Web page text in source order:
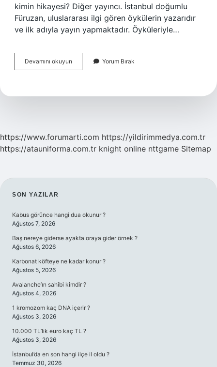
kimin hikayesi? Diğer yayıncı. İstanbul doğumlu
Füruzan, uluslararası ilgi gören öykülerin yazarıdır
ve ilk adıyla yayın yapmaktadır. Öyküleriyle…
Devamını okuyun Kuşatan
Ne
Yorum Bırak
https://www.forumarti.com https://yildirimmedya.com.tr
https://atauniforma.com.tr knight online nttgame Sitemap
SIDEBAR
SON YAZILAR
Kabus görünce hangi dua okunur ?
Ağustos 7, 2026
Baş nereye giderse ayakta oraya gider örnek ?
Ağustos 6, 2026
Karbonat köfteye ne kadar konur ?
Ağustos 5, 2026
Avalanche’ın sahibi kimdir ?
Ağustos 4, 2026
1 kromozom kaç DNA içerir ?
Ağustos 3, 2026
10.000 TL’lik euro kaç TL ?
Ağustos 3, 2026
İstanbul’da en son hangi ilçe il oldu ?
Temmuz 30, 2026